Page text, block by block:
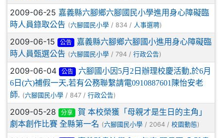
2009-06-25 嘉義縣六腳鄉六腳國民小學進用身心障礙臨
時人員錄取公告 (六腳國民小學 / 834 / 人事選聘)
2009-06-15 公告
嘉義縣六腳鄉六腳國小進用身心障礙臨
時人員甄選公告 (六腳國民小學 / 794 / 行政公告)
2009-06-04 公告
六腳國小因5月2日辦理校慶活動,於6月
6日(六)補假一天,若有公務聯繫請電0910887601陳怡安老
師.
(六腳國民小學 / 847 / 行政公告)
2009-05-28 分享
賀 本校榮獲「母親才是生日的主角」
劇本創作比賽 全縣第一名 (六腳國民小學 / 2064 / 校園動態)